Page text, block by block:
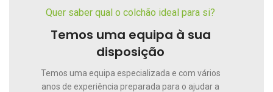
Quer saber qual o colchão ideal para si?
Temos uma equipa à sua
disposição
Temos uma equipa especializada e com vários
anos de experiência preparada para o ajudar a